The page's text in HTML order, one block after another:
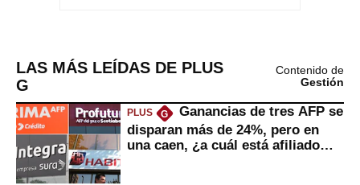
LAS MÁS LEÍDAS DE PLUS
G
Contenido de
Gestión
PLUS G
Ganancias de tres AFP se
disparan más de 24%, pero en
una caen, ¿a cuál está afiliado